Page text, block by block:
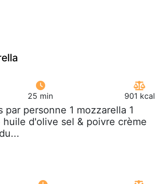
25 min 901 kcal
personne 1 mozzarella 1
d'olive sel & poivre crème